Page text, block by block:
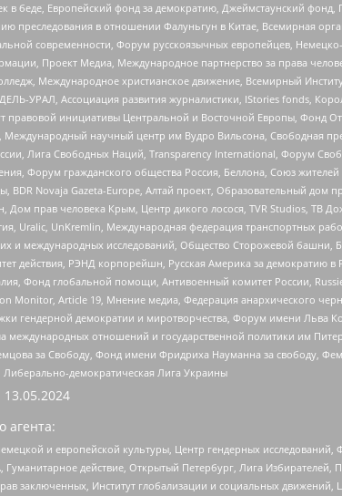
в беде, Европейский фонд за демократию, Джеймстаунский
преследования в отношении Фалуньгун в Китае, Всемирная
современности, Форум русскоязычных европейцев,
Проект Медиа, Международное партнерство за права
Международное христианское движение, Всемирный
УРАЛ, Ассоциация развития журналистики, IStories fonds,
инициативы Центральной и Восточной Европы, Фонд
научный центр им Вудро Вильсона, Свободная
Лига Свободных Наций, Transparеncy International, Форум
Форум гражданского общества Россия, Беллона, Союз
Novaja Gazeta-Europe, Алтай проект, Образовательный дом
прав человека Крым, Центр дикого лосося, TVR Studios, ТВ
Uralic, UnKremlin, Международная федерация транспортных
и международных исследований, Общество Сторожевой башни,
действия, РЭНД корпорейшн, Русская Америка за демократию в
Фонд глобальной помощи, Антивоенный комитет России,
Monitor, Article 19, Мнение медиа, Федерация анархического
гендерной демократии и миротворчества, Форум имени Льва
отношений и государственной политики им
за Свободу, Фонд имени Фридриха Науманна за свободу,
демократическая Лига Украины
13.05.2024
агента:
и европейской культуры, Центр гендерных
действие, Открытый Петербург, Лига Избирателей,
заключенных, Институт глобализации и социальных